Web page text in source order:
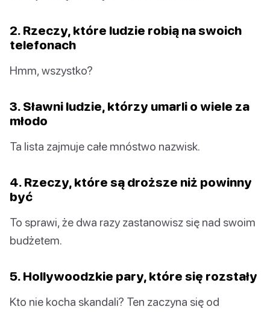
2. Rzeczy, które ludzie robią na swoich
telefonach
Hmm, wszystko?
3. Sławni ludzie, którzy umarli o wiele za
młodo
Ta lista zajmuje całe mnóstwo nazwisk.
4. Rzeczy, które są droższe niż powinny
być
To sprawi, że dwa razy zastanowisz się nad swoim
budżetem.
5. Hollywoodzkie pary, które się rozstały
Kto nie kocha skandali? Ten zaczyna się od